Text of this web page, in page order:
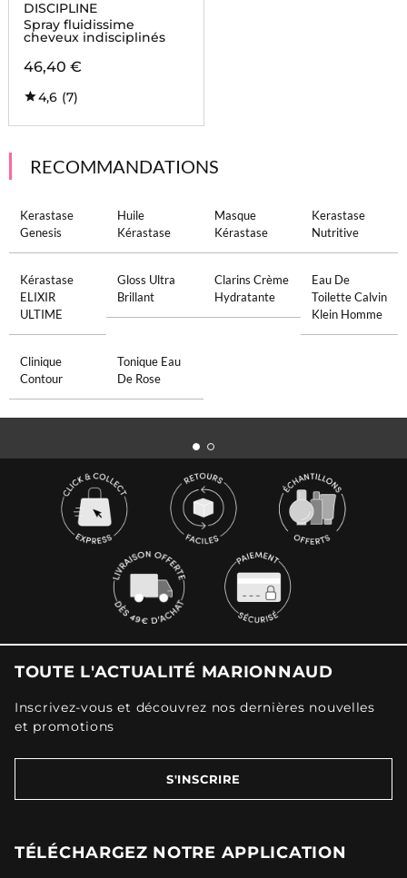
DISCIPLINE
Spray fluidissime
cheveux indisciplinés
46,40 €
4,6 (7)
RECOMMANDATIONS
Kerastase
Genesis
Huile
Kérastase
Masque
Kérastase
Kerastase
Nutritive
Kérastase
ELIXIR
ULTIME
Gloss Ultra
Brillant
Clarins Crème
Hydratante
Eau De
Toilette Calvin
Klein Homme
Clinique
Contour
Tonique Eau
De Rose
TOUTE L'ACTUALITÉ MARIONNAUD
Inscrivez-vous et découvrez nos dernières nouvelles
et promotions
S'INSCRIRE
TÉLÉCHARGEZ NOTRE APPLICATION